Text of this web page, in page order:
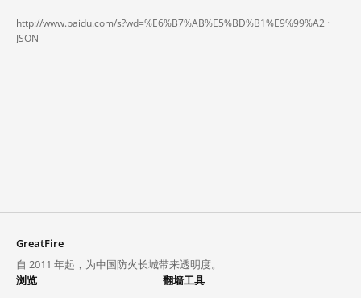
http://www.baidu.com/s?wd=%E6%B7%AB%E5%BD%B1%E9%99%A2 ·
JSON
GreatFire
自 2011 年起，为中国防火长城带来透明度。
浏览
翻墙工具